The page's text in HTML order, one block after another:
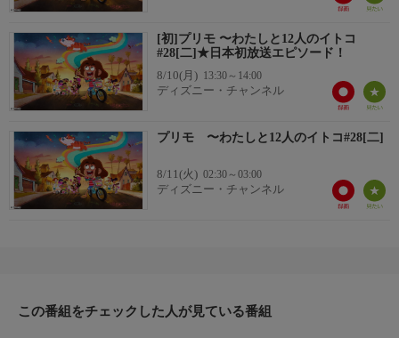
[初]プリモ 〜わたしと12人のイトコ
#28[二]★日本初放送エピソード！
8/10(月) 13:30～14:00
ディズニー・チャンネル
プリモ 〜わたしと12人のイトコ#28[二]
8/11(火) 02:30～03:00
ディズニー・チャンネル
この番組をチェックした人が見ている番組